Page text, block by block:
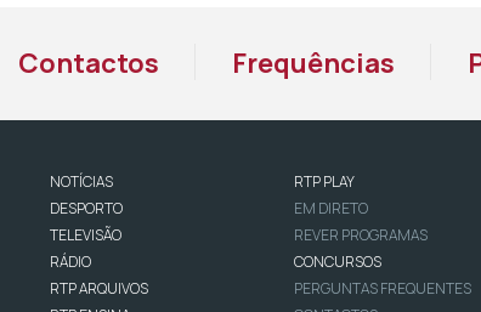
Contactos Frequências
NOTÍCIAS
DESPORTO
TELEVISÃO
RÁDIO
RTP ARQUIVOS
RTP PLAY
EM DIRETO
REVER PROGRAMAS
CONCURSOS
PERGUNTAS FREQUENTES